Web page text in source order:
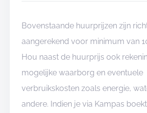
Bovenstaande huurprijzen zijn
aangerekend voor minimum van
Hou naast de huurprijs ook
mogelijke waarborg en eventuele
verbruikskosten zoals energie,
andere. Indien je via Kampas